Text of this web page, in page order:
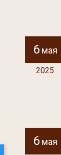
6мая
2025
6мая